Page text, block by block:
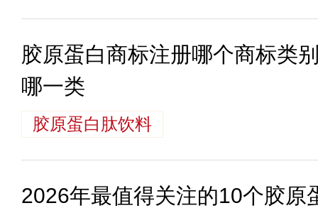
胶原蛋白商标注册哪个商标类
哪一类
胶原蛋白肽饮料
2026年最值得关注的10个胶原